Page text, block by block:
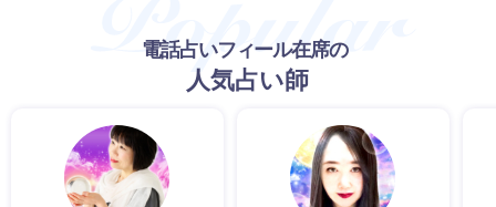
電話占いフィール在席の
人気占い師